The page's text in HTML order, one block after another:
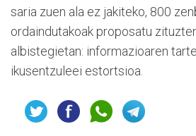
saria zuen ala ez jakiteko, 800
ordaindutakoak proposatu
albistegietan: informazioaren
ikusentzuleei estortsioa.